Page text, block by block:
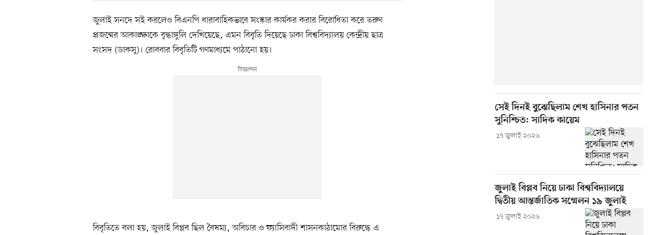
জুলাই সনদে সই করলেও বিএনপি ধারাবাহিকভাবে সংস্কার কার্যকর করার বিরোধিতা করে তরুণ
প্রজন্মের আকাঙ্ক্ষাকে বৃদ্ধাঙ্গুলি দেখিয়েছে, এমন বিবৃতি দিয়েছে ঢাকা বিশ্ববিদ্যালয় কেন্দ্রীয় ছাত্র
সংসদ (ডাকসু)। রোববার বিবৃতিটি গণমাধ্যমে পাঠানো হয়।
বিবৃতিতে বলা হয়, জুলাই বিপ্লব ছিল বৈষম্য, অবিচার ও ফ্যাসিবাদী শাসনকাঠামোর বিরুদ্ধে এ
সেই দিনই বুঝেছিলাম শেখ হাসিনার পতন
সুনিশ্চিত: সাদিক কায়েম
১৭ জুলাই ২০২৬
জুলাই বিপ্লব নিয়ে ঢাকা বিশ্ববিদ্যালয়ে
দ্বিতীয় আন্তর্জাতিক সম্মেলন ১৯ জুলাই
১৭ জুলাই ২০২৬